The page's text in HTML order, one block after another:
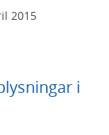
2015
i